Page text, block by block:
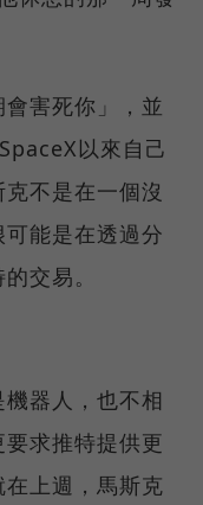
害死你」，並
以來自己
不是在一個沒
能是在透過分
交易。
器人，也不相
求推特提供更
上週，馬斯克